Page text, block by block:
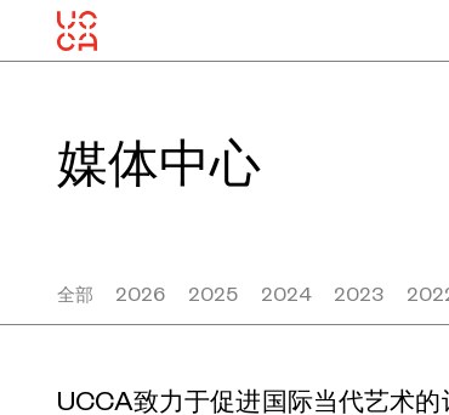
媒体中心
全部 2026 2025 2024 2023
UCCA致力于促进国际当代艺术